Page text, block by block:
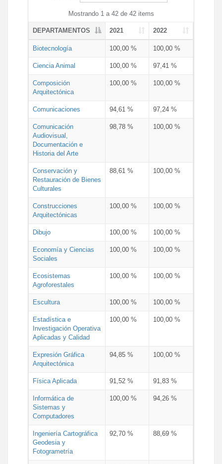
Mostrando 1 a 42 de 42 items
DEPARTAMENTOS 2021 2022
Biotecnología 100,00 % 100,00 %
Ciencia Animal 100,00 % 97,41 %
Composición
Arquitectónica
100,00 % 100,00 %
Comunicaciones 94,61 % 97,24 %
Comunicación
Audiovisual,
Documentación e
Historia del Arte
98,78 % 100,00 %
Conservación y
Restauración de Bienes
Culturales
88,61 % 100,00 %
Construcciones
Arquitectónicas
100,00 % 100,00 %
Dibujo 100,00 % 100,00 %
Economía y Ciencias
Sociales
100,00 % 100,00 %
Ecosistemas
Agroforestales
100,00 % 100,00 %
Escultura 100,00 % 100,00 %
Estadística e
Investigación Operativa
Aplicadas y Calidad
100,00 % 100,00 %
Expresión Gráfica
Arquitectónica
94,85 % 100,00 %
Física Aplicada 91,52 % 91,83 %
Informática de
Sistemas y
Computadores
100,00 % 94,26 %
Ingeniería Cartográfica
Geodesia y
Fotogrametría
92,70 % 88,69 %